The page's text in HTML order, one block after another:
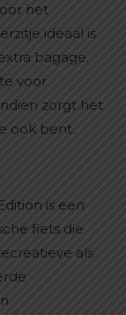
het
ideaal is
bagage.
voor
zorgt het
ook bent.
is een
fiets die
als